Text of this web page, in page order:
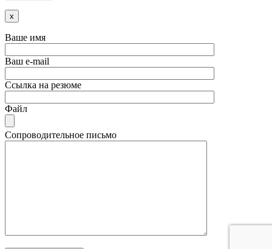
x
Ваше имя
Ваш e-mail
Ссылка на резюме
Файл
Сопроводительное письмо